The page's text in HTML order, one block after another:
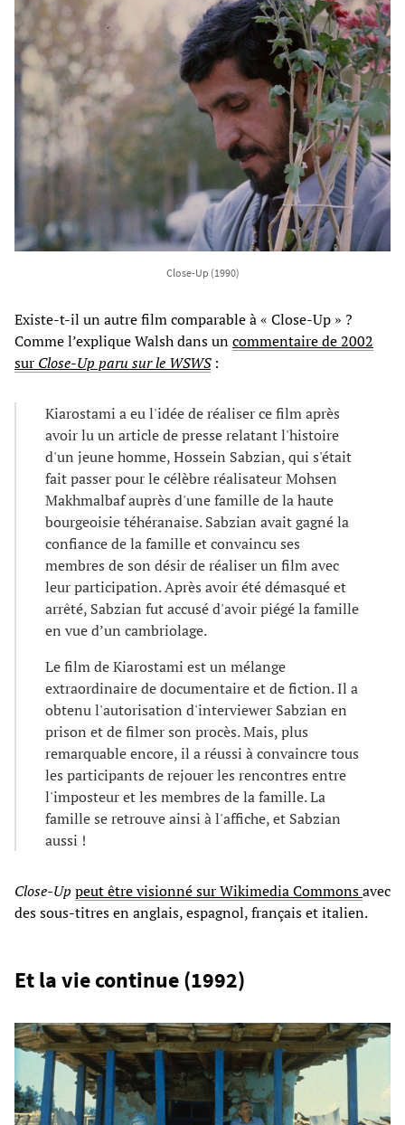
Close-Up (1990)
Existe-t-il un autre film comparable à « Close-Up » ?
Comme l’explique Walsh dans uncommentaire de 2002
sur Close-Up paru sur le WSWS:
Kiarostami a eu l'idée de réaliser ce film après
avoir lu un article de presse relatant l'histoire
d'un jeune homme, Hossein Sabzian, qui s'était
fait passer pour le célèbre réalisateur Mohsen
Makhmalbaf auprès d'une famille de la haute
bourgeoisie téhéranaise. Sabzian avait gagné la
confiance de la famille et convaincu ses
membres de son désir de réaliser un film avec
leur participation. Après avoir été démasqué et
arrêté, Sabzian fut accusé d'avoir piégé la famille
en vue d’un cambriolage.
Le film de Kiarostami est un mélange
extraordinaire de documentaire et de fiction. Il a
obtenu l'autorisation d'interviewer Sabzian en
prison et de filmer son procès. Mais, plus
remarquable encore, il a réussi à convaincre tous
les participants de rejouer les rencontres entre
l'imposteur et les membres de la famille. La
famille se retrouve ainsi à l'affiche, et Sabzian
aussi !
Close-Up peut être visionné sur Wikimedia Commonsavec
des sous-titres en anglais, espagnol, français et italien.
Et la vie continue (1992)